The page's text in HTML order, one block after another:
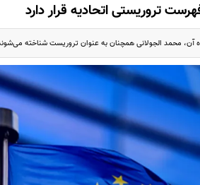
تروریستی اتحادیه قرار دارد
آن،‌ محمد الجولانی همچنان به عنوان تروریست شناخته